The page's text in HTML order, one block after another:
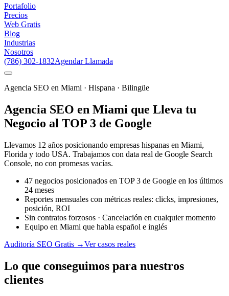
Portafolio
Precios
Web Gratis
Blog
Industrias
Nosotros
(786) 302-1832Agendar Llamada
Agencia SEO en Miami · Hispana · Bilingüe
Agencia SEO en Miami que Lleva tu
Negocio al TOP 3 de Google
Llevamos 12 años posicionando empresas hispanas en Miami,
Florida y todo USA. Trabajamos con data real de Google Search
Console, no con promesas vacías.
47 negocios posicionados en TOP 3 de Google en los últimos
24 meses
Reportes mensuales con métricas reales: clicks, impresiones,
posición, ROI
Sin contratos forzosos · Cancelación en cualquier momento
Equipo en Miami que habla español e inglés
Auditoría SEO Gratis →Ver casos reales
Lo que conseguimos para nuestros
clientes